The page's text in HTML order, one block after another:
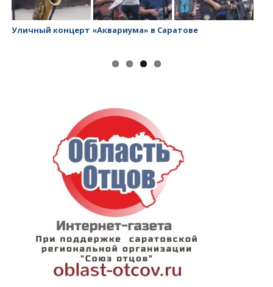
Уличный концерт «Аквариума» в Саратове